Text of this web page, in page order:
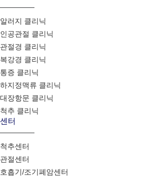
알러지 클리닉
인공관절 클리닉
관절경 클리닉
복강경 클리닉
통증 클리닉
하지정맥류 클리닉
대장항문 클리닉
척추 클리닉
센터
척추센터
관절센터
호흡기/조기폐암센터